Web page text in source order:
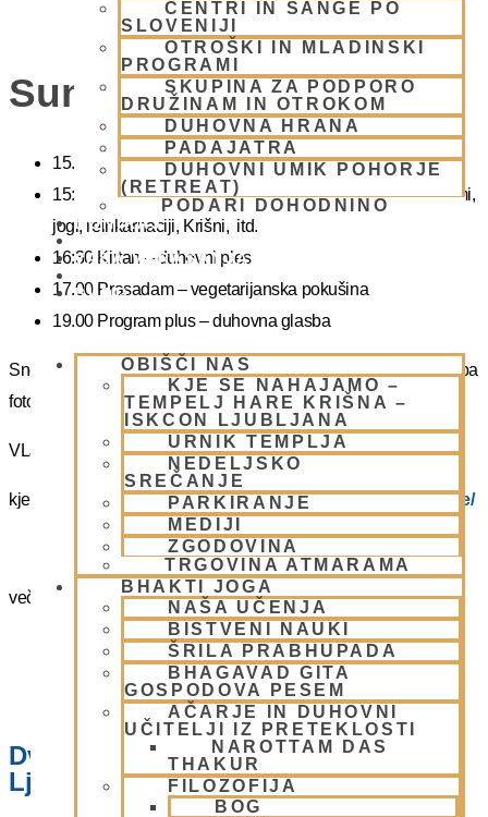
CENTRI IN SANGE PO
SLOVENIJI
OTROŠKI IN MLADINSKI
PROGRAMI
SKUPINA ZA PODPORO
DRUŽINAM IN OTROKOM
DUHOVNA HRANA
PADAJATRA
DUHOVNI UMIK POHORJE
(RETREAT)
PODARI DOHODNINO
DONIRAJ
KOLEDAR
VAŠA VPRAŠANJA
BLOG
OBIŠČI NAS
KJE SE NAHAJAMO –
TEMPELJ HARE KRIŠNA –
ISKCON LJUBLJANA
URNIK TEMPLJA
NEDELJSKO
SREČANJE
PARKIRANJE
MEDIJI
ZGODOVINA
TRGOVINA ATMARAMA
BHAKTI JOGA
NAŠA UČENJA
BISTVENI NAUKI
ŠRILA PRABHUPADA
BHAGAVAD GITA
GOSPODOVA PESEM
AČARJE IN DUHOVNI
UČITELJI IZ PRETEKLOSTI
NAROTTAM DAS
THAKUR
FILOZOFIJA
BOG
Sunday Feast
15.00 Bhadžani – duhovna glasba
15:40 Predavanje – predavanja iz zakladnice Ved o karmi,
jogi, reinkarnaciji, Krišni, itd.
16:30 Kirtan – duhovni ples
17.00 Prasadam – vegetarijanska pokušina
19.00 Program plus – duhovna glasba
Snemanje in slikanje gostov je v templju prepovedano. Lahko pa
fotografirate slikate božanstva in slike v dvorani.
VLJUDNO VABLJENI
kje in kako parkirati –https://www.harekrisna.net/parkiranje/
več info na spodnji povezavi
NEDELJSKO SREČANJE
Dvorana – Center Hare Krišna v
Ljubljani